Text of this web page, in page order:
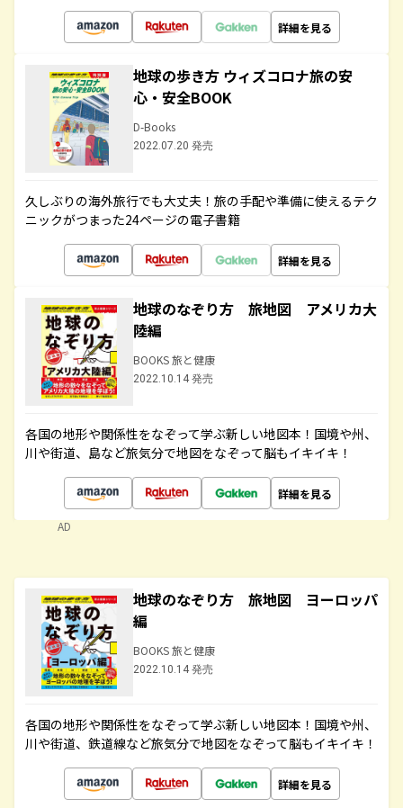
詳細を見る
地球の歩き方 ウィズコロナ旅の安
心・安全BOOK
D-Books
2022.07.20 発売
久しぶりの海外旅行でも大丈夫！旅の手配や準備に使えるテク
ニックがつまった24ページの電子書籍
詳細を見る
地球のなぞり方 旅地図 アメリカ大
陸編
BOOKS 旅と健康
2022.10.14 発売
各国の地形や関係性をなぞって学ぶ新しい地図本！国境や州、
川や街道、島など旅気分で地図をなぞって脳もイキイキ！
詳細を見る
AD
地球のなぞり方 旅地図 ヨーロッパ
編
BOOKS 旅と健康
2022.10.14 発売
各国の地形や関係性をなぞって学ぶ新しい地図本！国境や州、
川や街道、鉄道線など旅気分で地図をなぞって脳もイキイキ！
詳細を見る